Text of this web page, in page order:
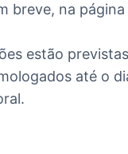
breve, na
estão
até o